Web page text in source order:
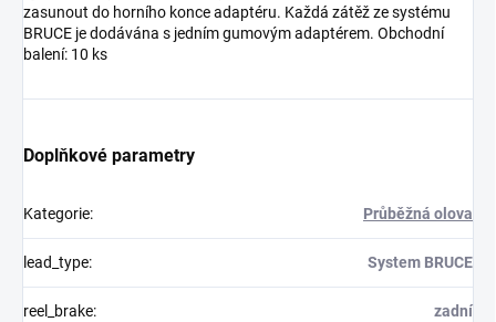
zasunout do horního konce adaptéru. Každá zátěž ze systému
BRUCE je dodávána s jedním gumovým adaptérem. Obchodní
balení: 10 ks
Doplňkové parametry
Kategorie: Průběžná olova
lead_type: System BRUCE
reel_brake: zadní